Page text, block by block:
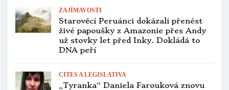
chovech. V Třebíči zakážou ptačí
burzu
OCHRANA PAPOUŠKŮ
Dráty vysokého napětí letos v Brazílii
navrhují upravit skoro 40 000 sloupů